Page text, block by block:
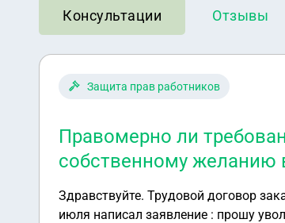
Консультации Отзывы
Защита прав работников
Правомерно ли
собственному желанию
Здравствуйте. Трудовой договор заканчивается 31 июля 2026 года, на больничный ушёл 13 июля и 20
июля написал заявление : прошу увольть меня по собственному желанию с 21 июля 2026 года.